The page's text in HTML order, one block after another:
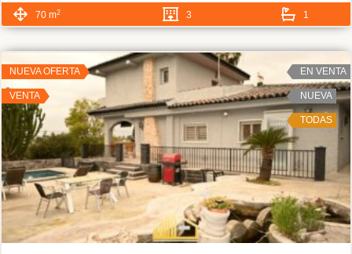
70 m2 3 1
NUEVA OFERTA
VENTA
EN VENTA
NUEVA
TODAS